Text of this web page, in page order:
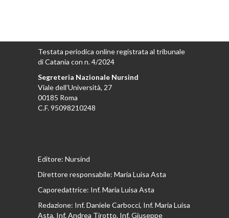
Testata periodica online registrata al tribunale
di Catania con n. 4/2024
Segreteria Nazionale Nursind
Viale dell’Università, 27
00185 Roma
C.F. 95098210248
Editore: Nursind
Direttore responsabile: Maria Luisa Asta
Caporedattrice: Inf. Maria Luisa Asta
Redazione: Inf. Daniele Carbocci, Inf. Maria Luisa
Asta, Inf. Andrea Tirotto, Inf. Giuseppe